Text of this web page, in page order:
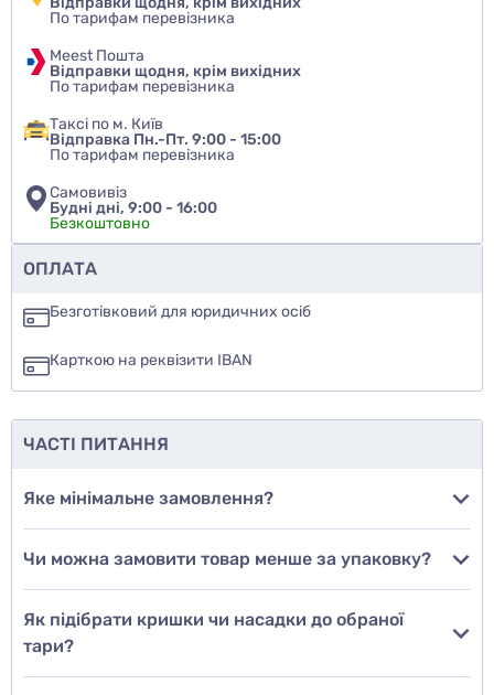
Чи рекомендуєте ви цей товар
так
ще не знаю
Додати відгук
По тарифам перевізника
Meest Пошта
Відправки щодня, крім вихідних
По тарифам перевізника
Таксі по м. Київ
Відправка Пн.-Пт. 9:00 - 15:00
По тарифам перевізника
Самовивіз
Будні дні, 9:00 - 16:00
Безкоштовно
ОПЛАТА
Безготівковий для юридичних осіб
Карткою на реквізити IBAN
ЧАСТІ ПИТАННЯ
Яке мінімальне замовлення?
Чи можна замовити товар менше за упаковку?
Як підібрати кришки чи насадки до обраної
тари?